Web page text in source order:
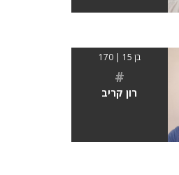
בן 15 | 170
#
רון קריב